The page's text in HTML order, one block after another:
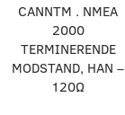
CANNTM . NMEA
2000
TERMINERENDE
MODSTAND, HAN –
120Ω